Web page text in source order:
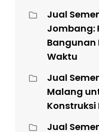
Jual
Jombang:
Bangunan
Waktu
Jual
Malang
Jual